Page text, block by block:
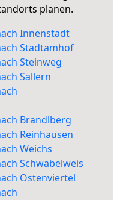
planen.
Innenstadt
Stadtamhof
Steinweg
Sallern
Brandlberg
Reinhausen
Weichs
Schwabelweis
Ostenviertel